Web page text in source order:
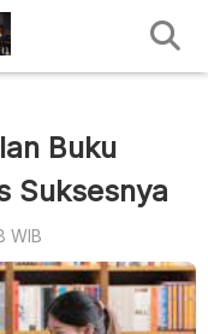
Buku
Suksesnya
WIB